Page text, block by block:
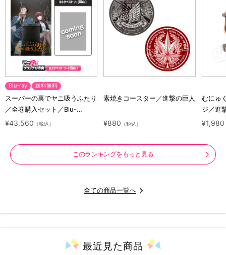
Blu-ray 送料無料
スーパーの裏でヤニ吸うふたり
／全巻購入セット／Blu-
ray（アニまるっ！オリジナル
¥43,560 （税込）
素焼きコースター／進撃の巨人
¥880 （税込）
むにゅ
ジ／進
ラクタ
¥1,980
このランキングをもっと見る
全ての商品一覧へ
最近見た商品